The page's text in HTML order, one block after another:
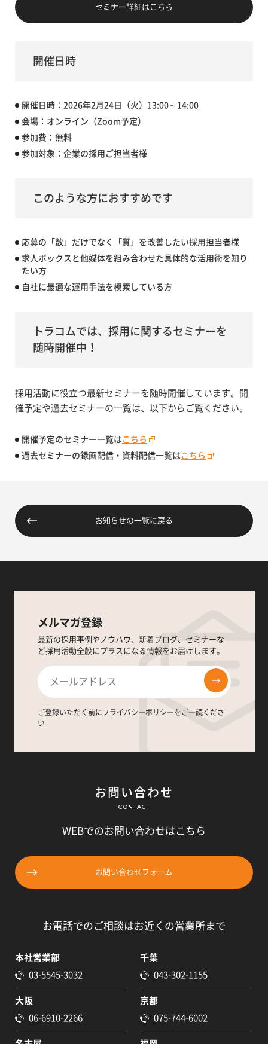
セミナー詳細はこちら
開催日時
開催日時：2026年2月24日（火）13:00～14:00
会場：オンライン（Zoom予定）
参加費：無料
参加対象：企業の採用ご担当者様
このような方におすすめです
応募の「数」だけでなく「質」を改善したい採用担当者様
求人ボックスと他媒体を組み合わせた具体的な活用術を知り
たい方
自社に最適な運用手法を模索している方
トラコムでは、採用に関するセミナーを
随時開催中！
採用活動に役立つ最新セミナーを随時開催しています。開
催予定や過去セミナーの一覧は、以下からご覧ください。
開催予定のセミナー一覧は こちら
過去セミナーの録画配信・資料配信一覧は こちら
お知らせの一覧に戻る
メルマガ登録
最新の採用事例やノウハウ、新着ブログ、セミナーな
ど採用活動全般にプラスになる情報をお届けします。
ご登録いただく前にプライバシーポリシーをご一読くださ
い
お問い合わせ
CONTACT
お電話でのご相談はお近くの営業所まで
本社営業部
03-5545-3032
千葉
043-302-1155
大阪
06-6910-2266
京都
075-744-6002
WEBでのお問い合わせはこちら
お問い合わせフォーム